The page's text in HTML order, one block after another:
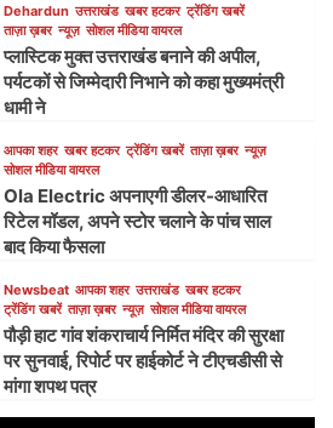
Dehardun उत्तराखंड खबर हटकर ट्रेंडिंग खबरें
ताज़ा ख़बर न्यूज़ सोशल मीडिया वायरल
प्लास्टिक मुक्त उत्तराखंड बनाने की अपील,
पर्यटकों से जिम्मेदारी निभाने को कहा मुख्यमंत्री
धामी ने
आपका शहर खबर हटकर ट्रेंडिंग खबरें ताज़ा ख़बर न्यूज़
सोशल मीडिया वायरल
Ola Electric अपनाएगी डीलर-आधारित
रिटेल मॉडल, अपने स्टोर चलाने के पांच साल
बाद किया फैसला
Newsbeat आपका शहर उत्तराखंड खबर हटकर
ट्रेंडिंग खबरें ताज़ा ख़बर न्यूज़ सोशल मीडिया वायरल
पौड़ी हाट गांव शंकराचार्य निर्मित मंदिर की सुरक्षा
पर सुनवाई, रिपोर्ट पर हाईकोर्ट ने टीएचडीसी से
मांगा शपथ पत्र